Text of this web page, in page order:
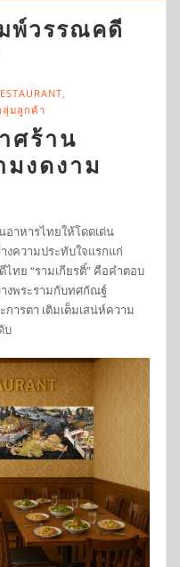
พ์วรรณคดี
,
ลุ่มลูกค้า
ศร้าน
งดงาม
าหารไทยให้โดดเด่น
งความประทับใจแรกแก่
ทย “รามเกียรติ์” คือคำตอบ
งพระรามกับทศกัณฐ์
ารตา เติมเต็มเสน่ห์ความ
บ